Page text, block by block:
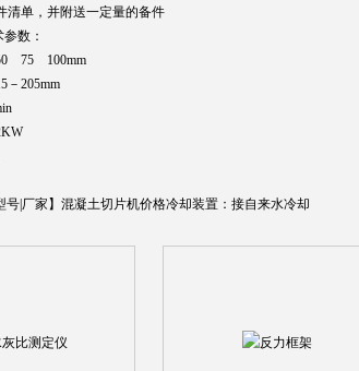
单，并附送一定量的备件
数：
75 100mm
－205mm
号|厂家】混凝土切片机价格冷却装置：接自来水冷却